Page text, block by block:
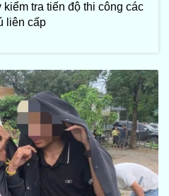
tra tiến độ thi công các
liên cấp